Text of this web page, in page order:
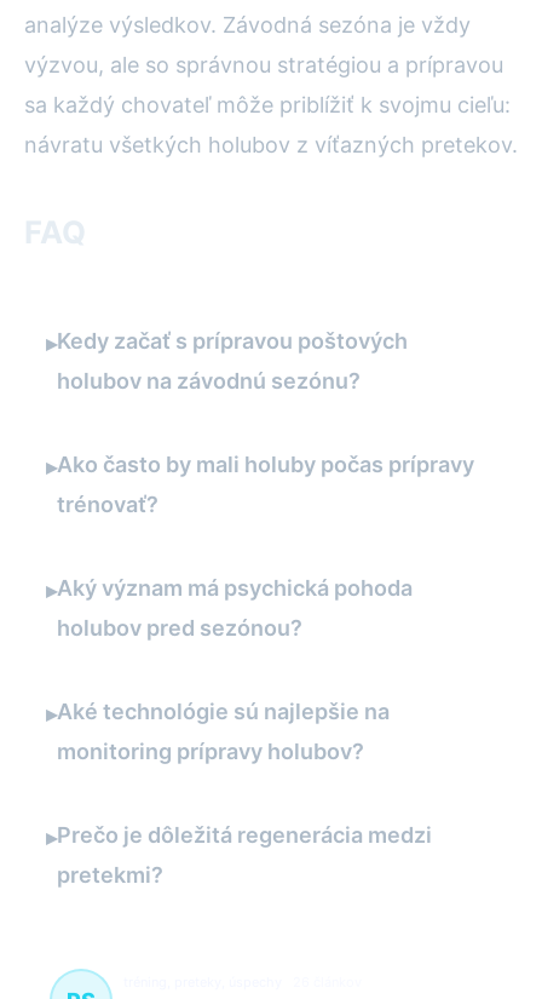
analýze výsledkov. Závodná sezóna je vždy
výzvou, ale so správnou stratégiou a prípravou
sa každý chovateľ môže priblížiť k svojmu cieľu:
návratu všetkých holubov z víťazných pretekov.
FAQ
▸Kedy začať s prípravou poštových
holubov na závodnú sezónu?
▸Ako často by mali holuby počas prípravy
trénovať?
▸Aký význam má psychická pohoda
holubov pred sezónou?
▸Aké technológie sú najlepšie na
monitoring prípravy holubov?
▸Prečo je dôležitá regenerácia medzi
pretekmi?